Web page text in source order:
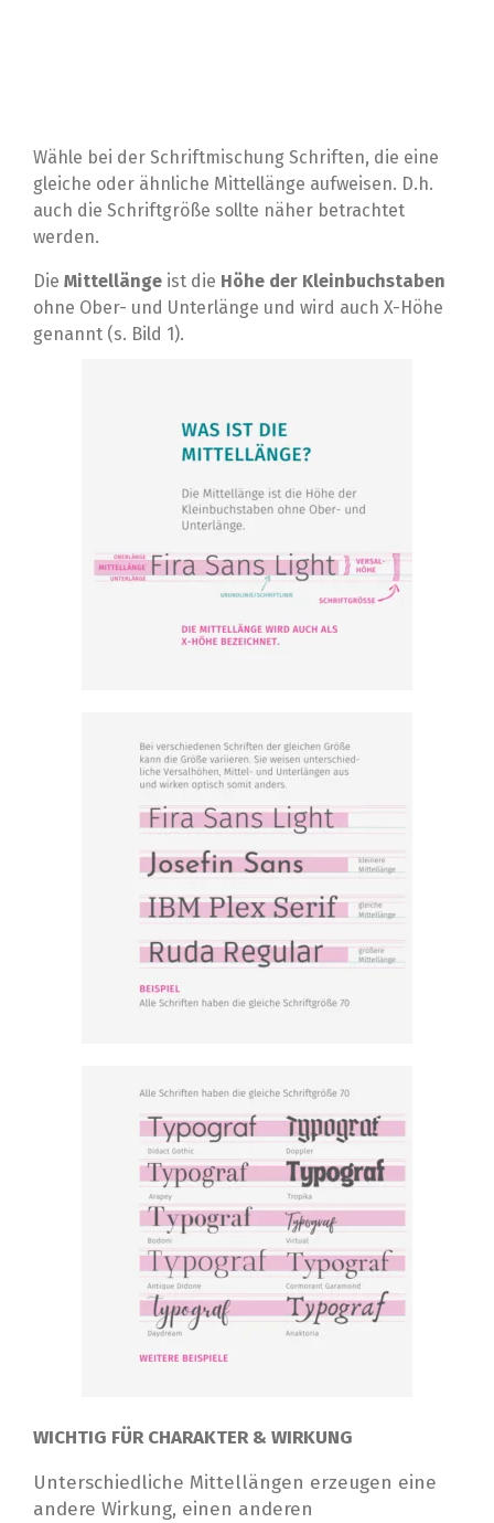
Wähle bei der Schriftmischung Schriften, die eine
gleiche oder ähnliche Mittellänge aufweisen. D.h.
auch die Schriftgröße sollte näher betrachtet
werden.
Die Mittellänge ist die Höhe der Kleinbuchstaben
ohne Ober- und Unterlänge und wird auch X-Höhe
genannt (s. Bild 1).
WICHTIG FÜR CHARAKTER & WIRKUNG
Unterschiedliche Mittellängen erzeugen eine
andere Wirkung, einen anderen